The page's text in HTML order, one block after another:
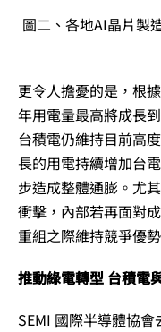
圖二、各地AI晶片製
更令人擔憂的是，根
年用電量最高將成長
台積電仍維持目前高
長的用電持續增加台
步造成整體通膨。尤
衝擊，內部若再面對
重組之際維持競爭優勢
推動綠電轉型 台積電
SEMI 國際半導體協